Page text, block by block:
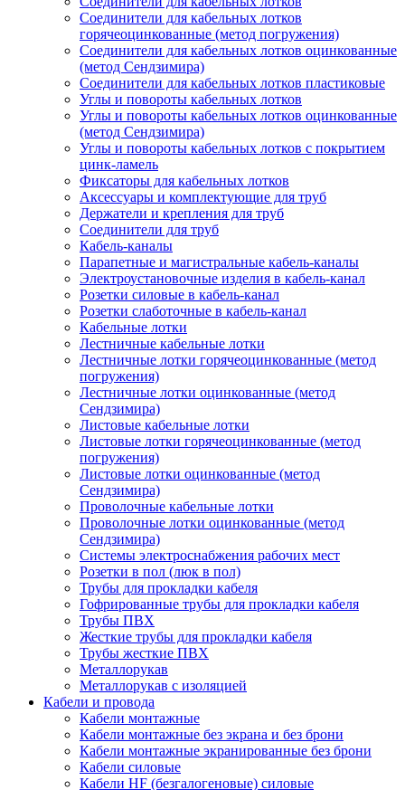
Соединители для кабельных лотков
горячеоцинкованные (метод погружения)
Соединители для кабельных лотков оцинкованные
(метод Сендзимира)
Соединители для кабельных лотков пластиковые
Углы и повороты кабельных лотков
Углы и повороты кабельных лотков оцинкованные
(метод Сендзимира)
Углы и повороты кабельных лотков с покрытием
цинк-ламель
Фиксаторы для кабельных лотков
Аксессуары и комплектующие для труб
Держатели и крепления для труб
Соединители для труб
Кабель-каналы
Парапетные и магистральные кабель-каналы
Электроустановочные изделия в кабель-канал
Розетки силовые в кабель-канал
Розетки слаботочные в кабель-канал
Кабельные лотки
Лестничные кабельные лотки
Лестничные лотки горячеоцинкованные (метод
погружения)
Лестничные лотки оцинкованные (метод
Сендзимира)
Листовые кабельные лотки
Листовые лотки горячеоцинкованные (метод
погружения)
Листовые лотки оцинкованные (метод
Сендзимира)
Проволочные кабельные лотки
Проволочные лотки оцинкованные (метод
Сендзимира)
Системы электроснабжения рабочих мест
Розетки в пол (люк в пол)
Трубы для прокладки кабеля
Гофрированные трубы для прокладки кабеля
Трубы ПВХ
Жесткие трубы для прокладки кабеля
Трубы жесткие ПВХ
Металлорукав
Металлорукав с изоляцией
Кабели и провода
Кабели монтажные
Кабели монтажные без экрана и без брони
Кабели монтажные экранированные без брони
Кабели силовые
Кабели HF (безгалогеновые) силовые